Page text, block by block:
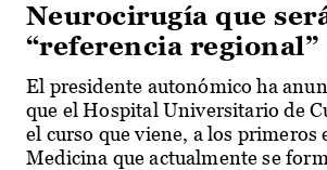
Neurocirugía que
“referencia regional”
El presidente autonómico ha
que el Hospital Universitario de
el curso que viene, a los primeros
Medicina que actualmente se